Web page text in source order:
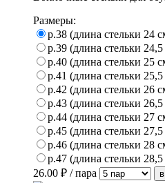
Размеры:
р.38 (длина стельки 24
р.39 (длина стельки
р.40 (длина стельки 25
р.41 (длина стельки
р.42 (длина стельки 26
р.43 (длина стельки
р.44 (длина стельки 27
р.45 (длина стельки
р.46 (длина стельки 28
р.47 (длина стельки
26.00 ₽ / пара